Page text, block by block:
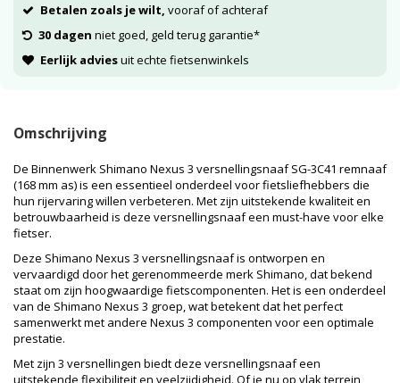
Betalen zoals je wilt, vooraf of achteraf
30 dagen niet goed, geld terug garantie*
Eerlijk adviesuit echte fietsenwinkels
Omschrijving
De Binnenwerk Shimano Nexus 3 versnellingsnaaf SG-3C41 remnaaf
(168 mm as) is een essentieel onderdeel voor fietsliefhebbers die
hun rijervaring willen verbeteren. Met zijn uitstekende kwaliteit en
betrouwbaarheid is deze versnellingsnaaf een must-have voor elke
fietser.
Deze Shimano Nexus 3 versnellingsnaaf is ontworpen en
vervaardigd door het gerenommeerde merk Shimano, dat bekend
staat om zijn hoogwaardige fietscomponenten. Het is een onderdeel
van de Shimano Nexus 3 groep, wat betekent dat het perfect
samenwerkt met andere Nexus 3 componenten voor een optimale
prestatie.
Met zijn 3 versnellingen biedt deze versnellingsnaaf een